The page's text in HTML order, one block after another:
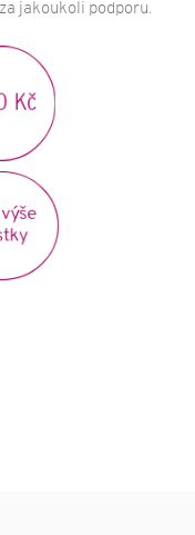
jakoukoli podporu.
Kč